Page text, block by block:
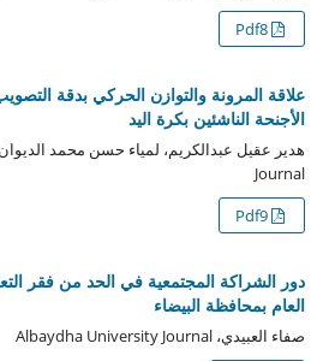
Pdf8
علاقة المرونة والتوازن الحركي بدقة
الأجنحة الناشئين بكرة اليد
Journal
Pdf9
دور الشراكة المجتمعية في الحد من فقر
العام بمحافظة البيضاء
صفاء العبيدي، Albaydha University Journal